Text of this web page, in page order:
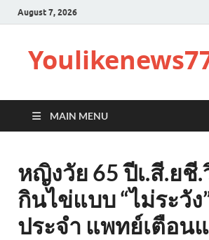
August 7, 2026
MAIN MENU
หญิงวัย 65 ปีเ.สี.ยชี.
กินไข่แบบ “ไม่ระวัง
ประจำ แพทย์เตือน